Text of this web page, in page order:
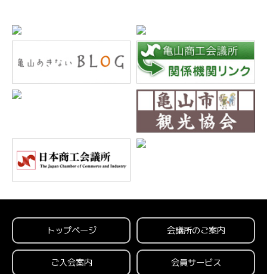
トップページ 会議所のご案内
ご入会案内 会員サービス